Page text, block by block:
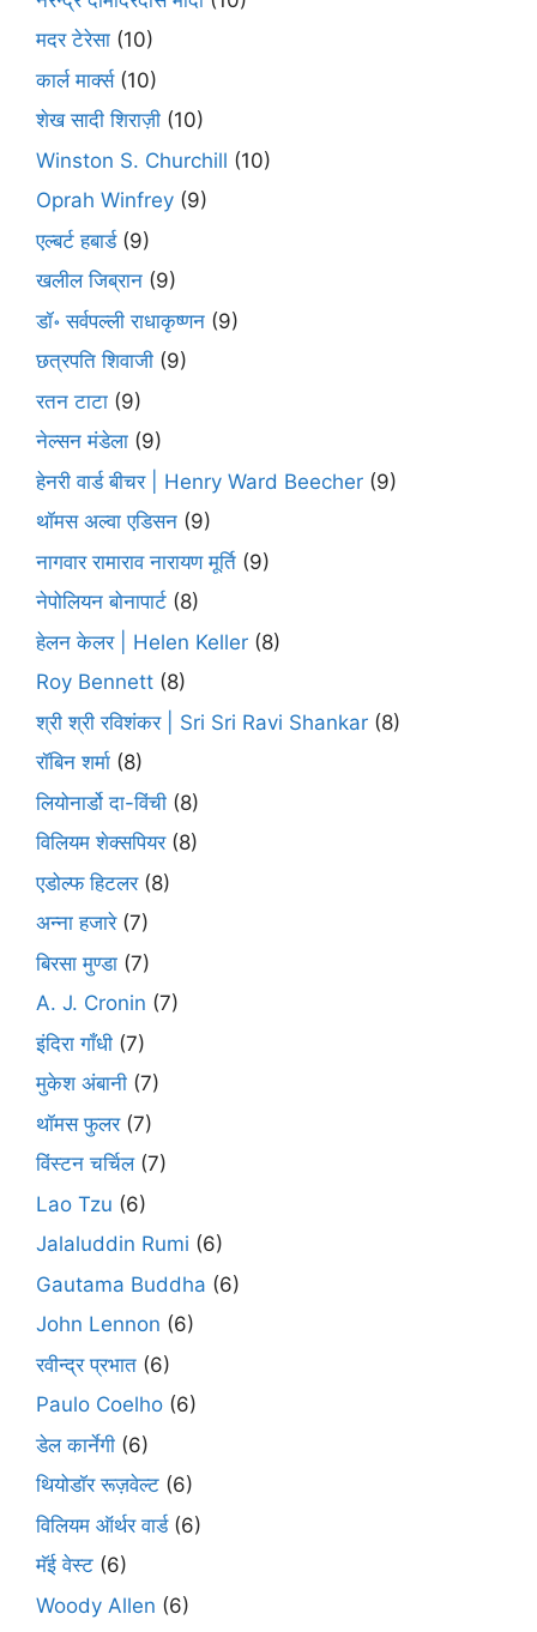
मदर टेरेसा (10)
कार्ल मार्क्स(10)
शेख सादी शिराज़ी (10)
Winston S. Churchill (10)
Oprah Winfrey (9)
एल्बर्ट हबार्ड(9)
खलील जिब्रान (9)
डॉ॰ सर्वपल्ली राधाकृष्णन (9)
छत्रपति शिवाजी (9)
रतन टाटा (9)
नेल्सन मंडेला (9)
हेनरी वार्ड बीचर | Henry Ward Beecher (9)
थॉमस अल्वा एडिसन (9)
नागवार रामाराव नारायण मूर्ति (9)
नेपोलियन बोनापार्ट (8)
हेलन केलर | Helen Keller (8)
Roy Bennett (8)
श्री श्री रविशंकर | Sri Sri Ravi Shankar (8)
रॉबिन शर्मा (8)
लियोनार्डो दा-विंची (8)
विलियम शेक्सपियर(8)
एडोल्फ हिटलर(8)
अन्ना हजारे(7)
बिरसा मुण्डा (7)
A. J. Cronin (7)
इंदिरा गाँधी (7)
मुकेश अंबानी (7)
थॉमस फुलर(7)
विंस्टन चर्चिल(7)
Lao Tzu (6)
Jalaluddin Rumi (6)
Gautama Buddha (6)
John Lennon (6)
रवीन्द्र प्रभात (6)
Paulo Coelho (6)
डेल कार्नेगी (6)
थियोडॉर रूज़वेल्ट (6)
विलियम ऑर्थर वार्ड(6)
मॅई वेस्ट (6)
Woody Allen (6)